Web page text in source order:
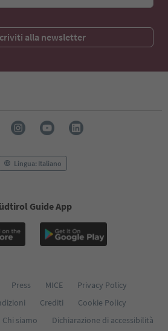
alla newsletter
Lingua: Italiano
Guide App
Press MICE
Privacy Policy
Crediti
Cookie Policy
Chi siamo
Dichiarazione di accessibilità